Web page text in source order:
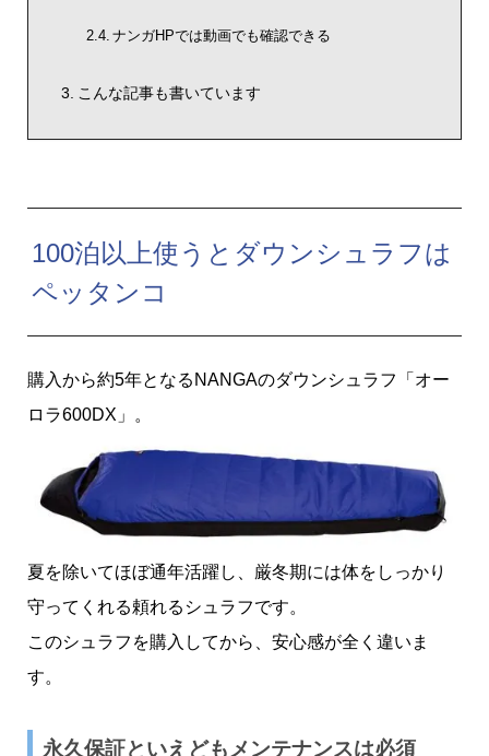
ナンガHPでは動画でも確認できる
こんな記事も書いています
100泊以上使うとダウンシュラフは
ペッタンコ
購入から約5年となるNANGAのダウンシュラフ「オー
ロラ600DX」。
夏を除いてほぼ通年活躍し、厳冬期には体をしっかり
守ってくれる頼れるシュラフです。
このシュラフを購入してから、安心感が全く違いま
す。
永久保証といえどもメンテナンスは必須